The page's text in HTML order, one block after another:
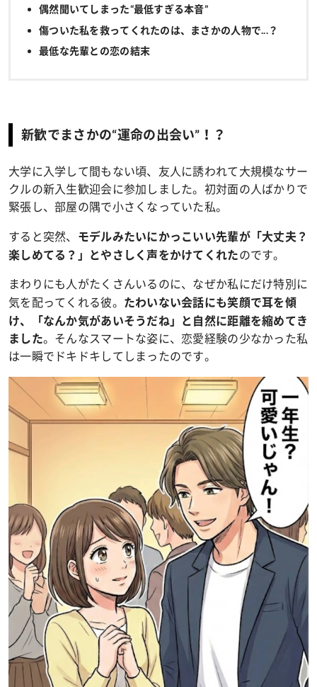
偶然聞いてしまった“最低すぎる本音”
傷ついた私を救ってくれたのは、まさかの人物で...？
最低な先輩との恋の結末
新歓でまさかの“運命の出会い”！？
大学に入学して間もない頃、友人に誘われて大規模なサー
クルの新入生歓迎会に参加しました。初対面の人ばかりで
緊張し、部屋の隅で小さくなっていた私。
すると突然、
モデルみたいにかっこいい先輩が「大丈夫？
楽しめてる？」とやさしく声をかけてくれたのです。
まわりにも人がたくさんいるのに、なぜか私にだけ特別に
気を配ってくれる彼。 たわいない会話にも笑顔で耳を傾
け、「なんか気があいそうだね」と自然に距離を縮めてき
ました。そんなスマートな姿に、恋愛経験の少なかった私
は一瞬でドキドキしてしまったのです。